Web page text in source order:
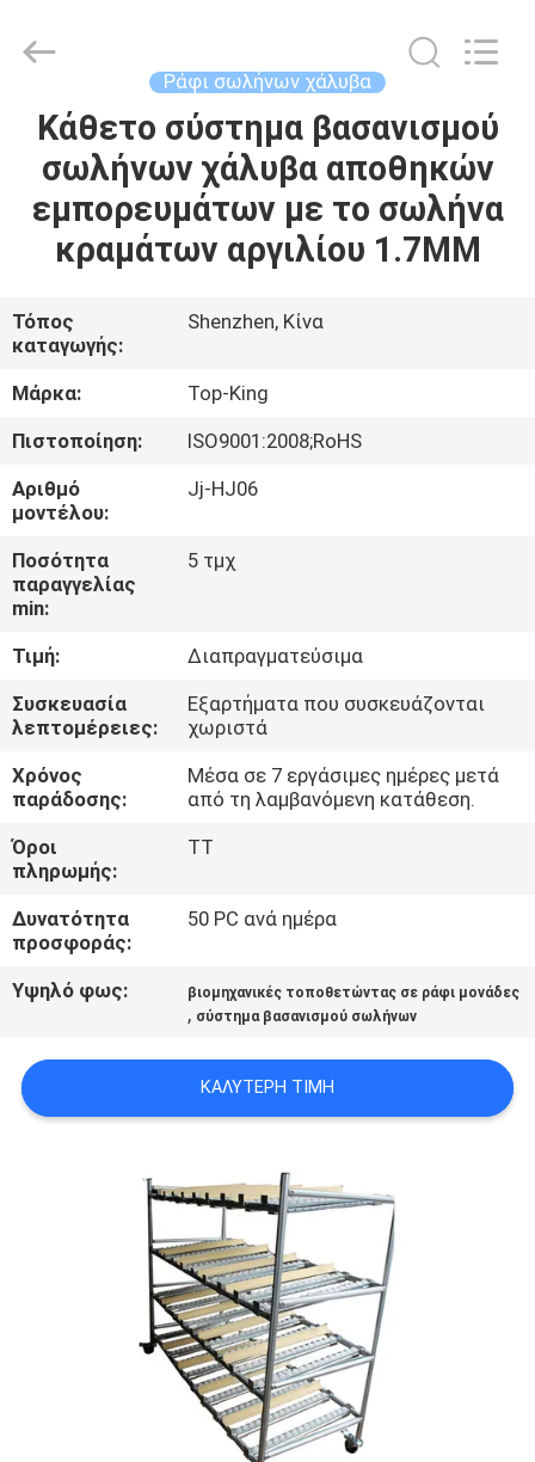
ΣΠΊΤΙ
ΠΡΟΪΌΝΤΑ
ΣΧΕΤΙΚΆ
ΜΕ
ΕΜΆΣ
ΕΠΙΣΚΈΨΕΙΣ
ΣΤΟ
ΕΡΓΟΣΤΆΣΙΟ
ΈΛΕΓΧΟΣ
ΠΟΙΌΤΗΤΑΣ
ΕΠΙΚΟΙΝΩΝΉΣΤΕ
ΜΑΖΊ
ΜΑΣ
ΖΗΤΉΣΤΕ
ΜΙΑ
ΠΡΟΣΦΟΡΆ
ΠΟΛΙΤΙΚΉ
Reserved.
Ράφι σωλήνων χάλυβα
Κάθετο σύστημα βασανισμού
σωλήνων χάλυβα αποθηκών
εμπορευμάτων με το σωλήνα
κραμάτων αργιλίου 1.7MM
Τόπος
καταγωγής:
Shenzhen, Κίνα
Μάρκα:
Top-King
Πιστοποίηση:
ISO9001:2008;RoHS
Αριθμό
μοντέλου:
Jj-HJ06
Ποσότητα
παραγγελίας
min:
5 τμχ
Τιμή:
Διαπραγματεύσιμα
Συσκευασία
λεπτομέρειες:
Εξαρτήματα που συσκευάζονται
χωριστά
Χρόνος
παράδοσης:
Μέσα σε 7 εργάσιμες ημέρες μετά
από τη λαμβανόμενη κατάθεση.
Όροι
πληρωμής:
TT
Δυνατότητα
προσφοράς:
50 PC ανά ημέρα
Υψηλό φως: βιομηχανικές τοποθετώντας σε ράφι μονάδες
, σύστημα βασανισμού σωλήνων
ΚΑΛΎΤΕΡΗ ΤΙΜΉ